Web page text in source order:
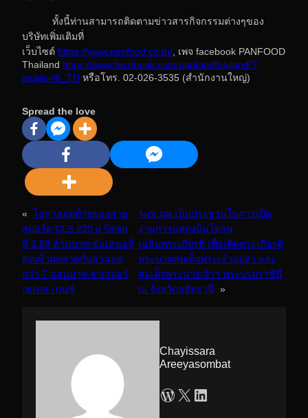
ทั้งนี้ท่านสามารถติดตามข่าวสารกิจกรรมต่างๆของ
บริษัทเพิ่มเติมที่
เว็บไซต์ https://www.panfood.co.th/ , เพจ facebook PANFOOD
Thailand https://www.facebook.com/panfoodthailand/?
locale=th_TH หรือโทร. 02-026-3535 (สำนักงานใหญ่)
Spread the love
« โอกาสสุดท้ายของสาย
สปอร์ต CLS 220 d ปิดจบ
ที่ 3.88 ล้านบาท ข้อเสนอที่
คุณห้ามพลาดกับส่วนลด
กว่า 7 แสนบาท จากเมอร์
เซเดส-เบนซ์
รมช.มท.เป็นประธานในการเปิด
งานการแสดงบินโดรน
เฉลิมพระเกียรติ เพื่อเทิดพระเกียรติ
พระบาทสมเด็จพระเจ้าอยู่หัว และ
สมเด็จพระนางเจ้าฯ พระบรมราชินี
ณ จังหวัดอุทัยธานี »
Chayissara
Areeyasombat
WordPress X LinkedIn